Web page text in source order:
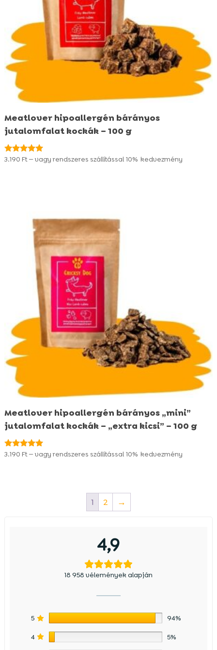
Meatlover hipoallergén bárányos
jutalomfalat kockák – 100 g
Értékelés:
3.190 Ft — vagy rendszeres szállítással 10% kedvezmény
Meatlover hipoallergén bárányos „mini”
jutalomfalat kockák – „extra kicsi” – 100 g
Értékelés:
3.190 Ft — vagy rendszeres szállítással 10% kedvezmény
1 2 →
4,9
18 958 vélemények alapján
5 94%
4 5%